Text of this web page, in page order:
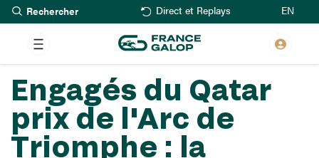
Aller
au
contenu
principal
Rechercher Direct et Replays EN
Engagés du Qatar
prix de l'Arc de
Triomphe : la